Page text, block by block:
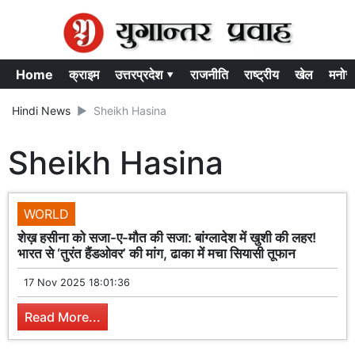
Home क्राइम उत्तरप्रदेश ▾ राजनीति राष्ट्रीय खेल
Hindi News Sheikh Hasina
Sheikh Hasina
WORLD
शेख़ हसीना को सजा-ए-मौत की सजा: बांग्लादेश में खुशी की लहर!
भारत से ‘तुरंत हैंडओवर’ की मांग, ढाका में मचा सियासी तूफान
17 Nov 2025 18:01:36
Read More...